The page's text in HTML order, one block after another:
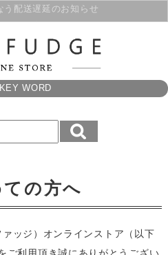
業のご案内
WORD
の方へ
ッジ）オンラインストア（以下
ご利用頂き誠にありがとうござい